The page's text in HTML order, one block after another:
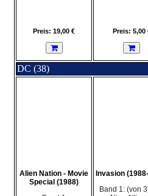
Preis: 19,00 € Preis: 5,00
DC (38)
Alien Nation - Movie
Special (1988)
Invasion
Band 1: (von